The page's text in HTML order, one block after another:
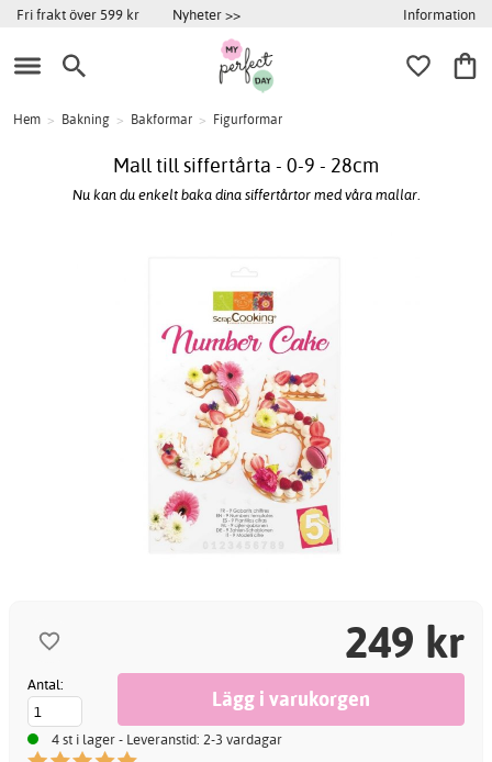
Fri frakt över 599 kr Nyheter >> Information
Hem > Bakning > Bakformar > Figurformar
Mall till siffertårta - 0-9 - 28cm
Nu kan du enkelt baka dina siffertårtor med våra mallar.
249 kr
Antal:
4 st i lager - Leveranstid: 2-3 vardagar